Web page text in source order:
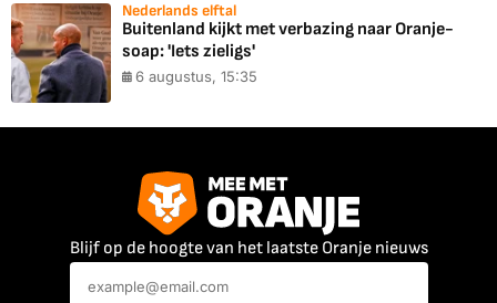
Nederlands elftal
Buitenland kijkt met verbazing naar Oranje-
soap: 'Iets zieligs'
6 augustus, 15:35
Blijf op de hoogte van het laatste Oranje nieuws